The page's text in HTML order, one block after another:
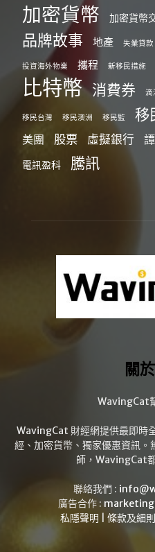
加密貨幣 加密貨幣
品牌故事 地產 失業貸款
投資海外物業 攜程 新移民措施
比特幣 消費券 滴
移民台灣 移民澳洲 移民監 移
美團 股票 虛擬銀行
電訊盈科 騰訊
關
WavingCat
WavingCat 財經網提供最即時
經、加密貨幣、獨家優惠資訊
師，WavingCat
聯絡我們 :
廣告合作 :
私隱聲明
條款及細則